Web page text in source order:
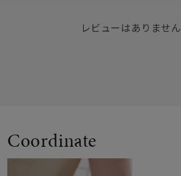
レビューはありません
Coordinate